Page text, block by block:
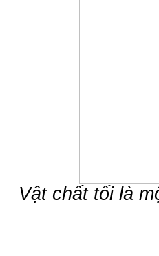
Vật chất tối là